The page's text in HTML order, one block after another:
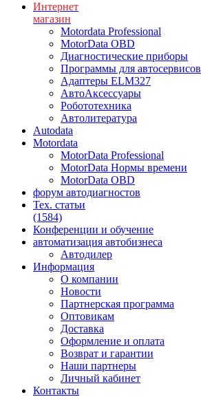
Интернет
магазин
Motordata Professional
MotorData OBD
Диагностические приборы
Программы для автосервисов
Адаптеры ELM327
АвтоАксессуары
Робототехника
Автолитература
Autodata
Motordata
MotorData Professional
MotorData Нормы времени
MotorData OBD
форум автодиагностов
Тех. статьи
(1584)
Конференции и обучение
автоматизация автобизнеса
Автодилер
Информация
О компании
Новости
Партнерская программа
Оптовикам
Доставка
Оформление и оплата
Возврат и гарантии
Наши партнеры
Личный кабинет
Контакты